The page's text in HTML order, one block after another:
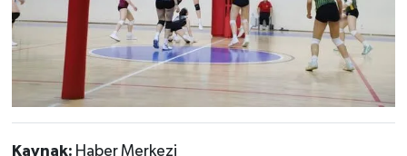
Kaynak: Haber Merkezi